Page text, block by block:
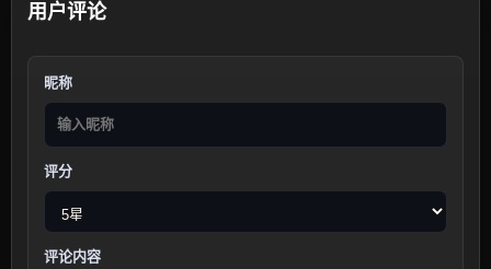
用户评论
昵称
评分
评论内容